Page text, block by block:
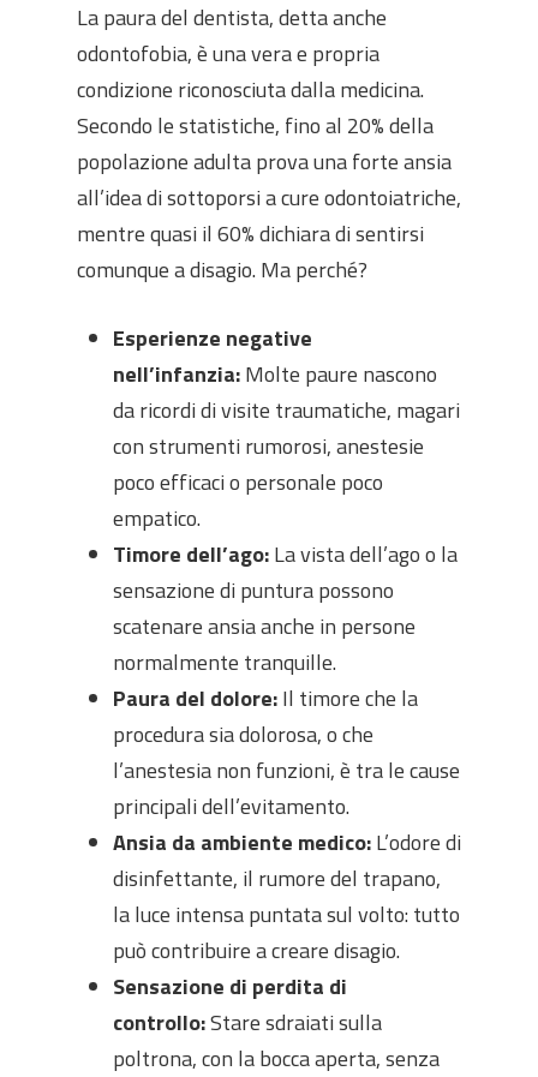
La paura del dentista, detta anche
odontofobia, è una vera e propria
condizione riconosciuta dalla medicina.
Secondo le statistiche, fino al 20% della
popolazione adulta prova una forte ansia
all’idea di sottoporsi a cure odontoiatriche,
mentre quasi il 60% dichiara di sentirsi
comunque a disagio. Ma perché?
Esperienze negative
nell’infanzia:Molte paure nascono
da ricordi di visite traumatiche, magari
con strumenti rumorosi, anestesie
poco efficaci o personale poco
empatico.
Timore dell’ago:La vista dell’ago o la
sensazione di puntura possono
scatenare ansia anche in persone
normalmente tranquille.
Paura del dolore:Il timore che la
procedura sia dolorosa, o che
l’anestesia non funzioni, è tra le cause
principali dell’evitamento.
Ansia da ambiente medico:L’odore di
disinfettante, il rumore del trapano,
la luce intensa puntata sul volto: tutto
può contribuire a creare disagio.
Sensazione di perdita di
controllo:Stare sdraiati sulla
poltrona, con la bocca aperta, senza